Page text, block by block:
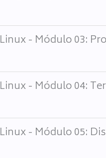
Linux - Módulo 03:
Linux - Módulo 04:
Linux - Módulo 05: